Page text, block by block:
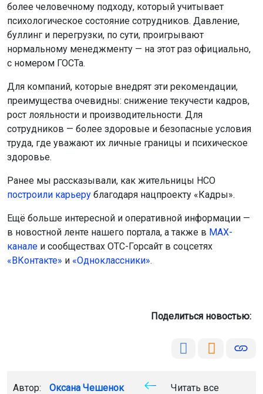
более человечному подходу, который учитывает
психологическое состояние сотрудников. Давление,
буллинг и перегрузки, по сути, проигрывают
нормальному менеджменту — на этот раз официально,
с номером ГОСТа.
Для компаний, которые внедрят эти рекомендации,
преимущества очевидны: снижение текучести кадров,
рост лояльности и производительности. Для
сотрудников — более здоровые и безопасные условия
труда, где уважают их личные границы и психическое
здоровье.
Ранее мы рассказывали, как жительницы НСО
построили карьеру благодаря нацпроекту «Кадры».
Ещё больше интересной и оперативной информации —
в новостной ленте нашего портала, а также в МАХ-
канале и сообществах ОТС-Горсайт в соцсетях
«ВКонтакте» и «Одноклассники».
Поделиться новостью:
Автор: Оксана Чешенок
Читать все